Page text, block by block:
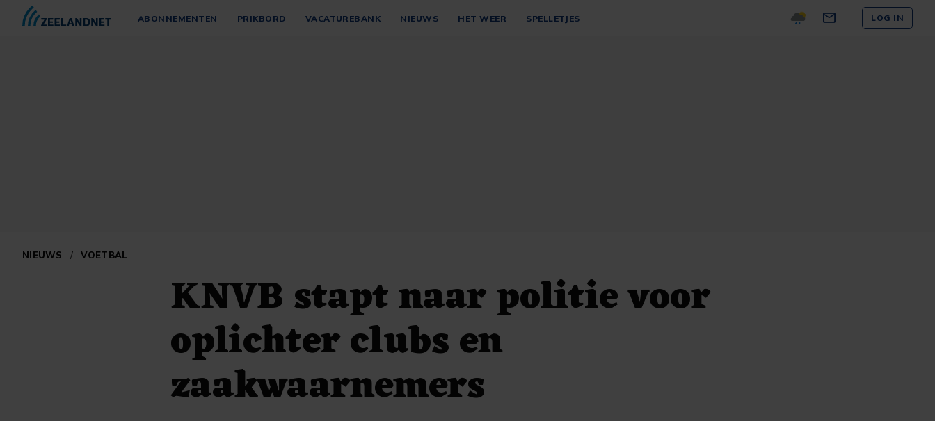
ABONNEMENTEN PRIKBORD VACATUREBANK NIEUWS HET WEER SPELLETJES LOG IN
NIEUWS / VOETBAL
KNVB stapt naar politie voor
oplichter clubs en
zaakwaarnemers